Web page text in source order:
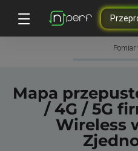
Pomiar
Mapa
/ 4G / 5G
Wireless